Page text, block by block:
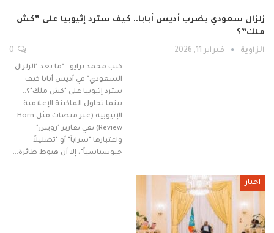
زلزال سعودي يضرب أديس أبابا.. كيف سترد إثيوبيا على “كش
ملك”؟
الزاوية فبراير 11, 2026
كتب محمد ترايو.. "ما بعد "الزلزال
السعودي" في أديس أبابا كيف
سترد إثيوبيا على "كش ملك"؟..
بينما تحاول الماكينة الإعلامية
الإثيوبية (عبر منصات مثل Horn
Review) نفي تقارير "رويترز"
واعتبارها "سراباً" أو "تضليلاً
جيوسياسياً"، إلا أن هبوط طائرة…
اخبار